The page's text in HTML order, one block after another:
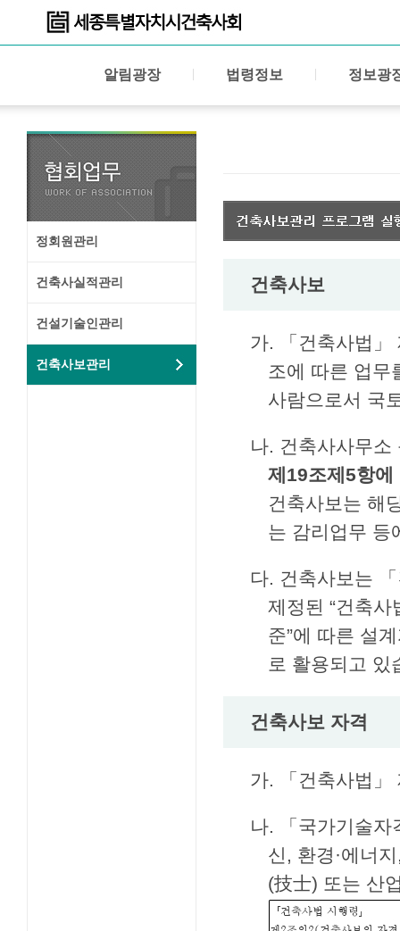
알림광장 법령정보 정보광
정회원관리
건축사실적관리
건설기술인관리
건축사보관리
건축사보
가. 「건축사법」
조에 따른 업무
사람으로서 국
나. 건축사사무
제19조제5항에
건축사보는 해
는 감리업무 등
다. 건축사보는
제정된 “건축
준”에 따른 설
로 활용되고 있
건축사보 자격
가. 「건축사법」
나. 「국가기술자
신, 환경·에너
(技士) 또는 산